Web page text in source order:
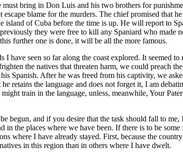
bring in Don Luis and his two brothers for
blame for the murders. The chief promised that
of Cuba before the time is up. He will report to
they were free to kill any Spaniard who made
further one is done, it will be all the more famous.
seen so far along the coast explored. It seemed to
the natives that threaten harm, we could preach
Spanish. After he was freed from his captivity, we
retains the language and does not forget it, I am
train in the language, unless, meanwhile, Your
begun, and if you desire that the task should fall to
the places where we have been. If there is to be
where I have already stayed. First, because the
in this region than in others where I have dwelt.